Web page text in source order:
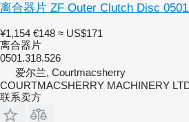
离合器片 ZF Outer Clutch Disc
¥1,154 €148 ≈ US$171
离合器片
0501.318.526
爱尔兰, Courtmacsherry
COURTMACSHERRY MACHINERY
联系卖方